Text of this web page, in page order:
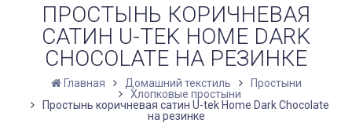
ПРОСТЫНЬ КОРИЧНЕВАЯ
САТИН U-TEK HOME DARK
CHOCOLATE НА РЕЗИНКЕ
Главная Домашний текстиль
Простыни
Хлопковые простыни
Простынь коричневая сатин U-tek Home Dark Chocolate
на резинке